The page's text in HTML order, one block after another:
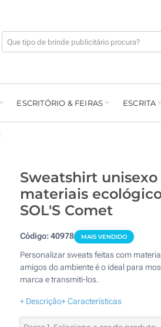
ESCRITÓRIO & FEIRAS ESCRITA
Sweatshirt unisexo
materiais
SOL'S Comet
Código:40978 MAIS VENDIDO
Personalizar sweats feitas com
amigos do ambiente é o ideal para
marca e transmiti-los.
+ Descrição+ Características